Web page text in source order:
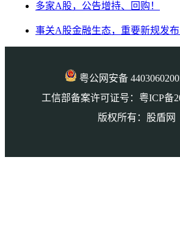
多家A股，公告增持、回购！
事关A股金融生态，重要新规发布
粤公网安备
工信部备案许可证号：粤ICP备
版权所有：股盾网